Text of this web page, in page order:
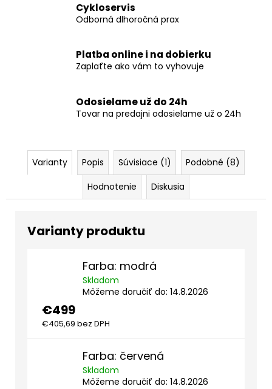
Cykloservis
Odborná dlhoročná prax
Platba online i na dobierku
Zaplaťte ako vám to vyhovuje
Odosielame už do 24h
Tovar na predajni odosielame už o 24h
Varianty Popis Súvisiace (1)
Podobné (8)
Hodnotenie
Diskusia
Farba: modrá
Skladom
Môžeme doručiť do: 14.8.2026
€499
€405,69 bez DPH
Farba: červená
Skladom
Môžeme doručiť do: 14.8.2026